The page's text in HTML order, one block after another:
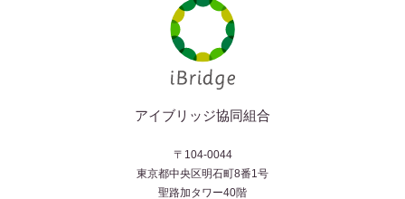
アイブリッジ協同組合
〒104-0044
東京都中央区明石町8番1号
聖路加タワー40階